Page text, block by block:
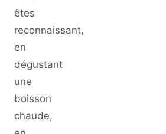
êtes
reconnaissant,
en
dégustant
une
boisson
chaude,